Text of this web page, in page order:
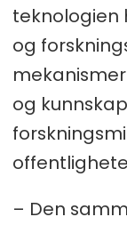
teknologien
og
og
– Den